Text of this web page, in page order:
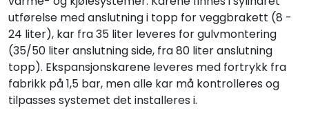
utførelse med anslutning i topp for veggbrakett (8 -
24 liter), kar fra 35 liter leveres for gulvmontering
(35/50 liter anslutning side, fra 80 liter anslutning
topp). Ekspansjonskarene leveres med fortrykk fra
fabrikk på 1,5 bar, men alle kar må kontrolleres og
tilpasses systemet det installeres i.